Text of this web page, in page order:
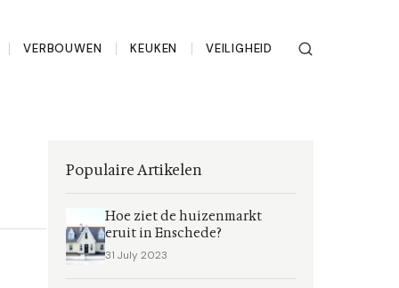
VERBOUWEN KEUKEN VEILIGHEID
Populaire Artikelen
Hoe ziet de huizenmarkt
eruit in Enschede?
31 July 2023